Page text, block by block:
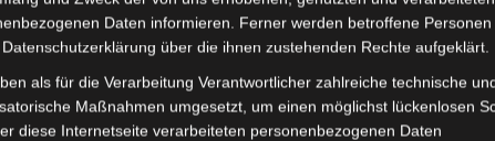
so einer Erzählung? Zunächst muss
Februar 2018
Dezember 2017
November
Daten informieren. Ferner werden betroffene Personen
über die ihnen zustehenden Rechte aufgeklärt.
als für die Verarbeitung Verantwortlicher zahlreiche technische
Maßnahmen umgesetzt, um einen möglichst lückenlosen
diese Internetseite verarbeiteten personenbezogenen Daten